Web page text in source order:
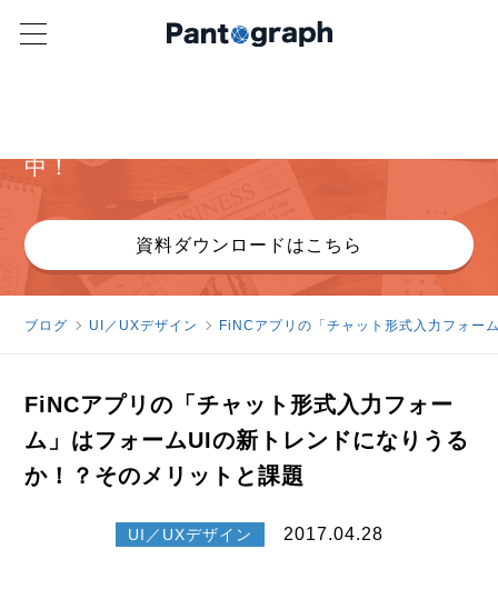
中！
資料ダウンロードはこちら
ブログ UI／UXデザイン FiNCアプリの「チャット形式入力フォー
FiNCアプリの「チャット形式入力フォー
ム」はフォームUIの新トレンドになりうる
か！？そのメリットと課題
UI／UXデザイン 2017.04.28